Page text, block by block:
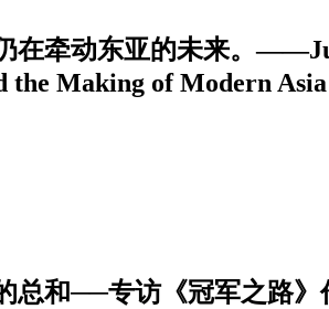
在牵动东亚的未来。
Making of Modern Asia
总和──专访《冠军之路》